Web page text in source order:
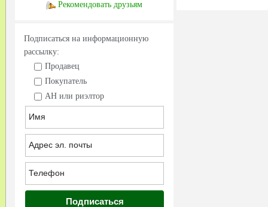
Рекомендовать друзьям
Подписаться на информационную
рассылку:
Продавец
Покупатель
АН или риэлтор